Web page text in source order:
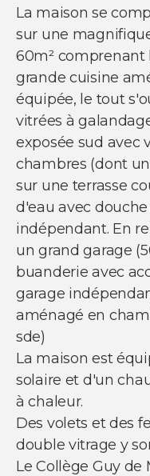
La maison se
sur une
60m² comprenant
grande cuisine
équipée, le tout
vitrées à
exposée sud avec
chambres (dont
sur une terrasse
d'eau avec
indépendant. En
un grand garage
buanderie avec
garage
aménagé en
sde)
La maison est
solaire et d'un
à chaleur.
Des volets et des
double vitrage y
Le Collège Guy de
© Copyright 2021
réservés